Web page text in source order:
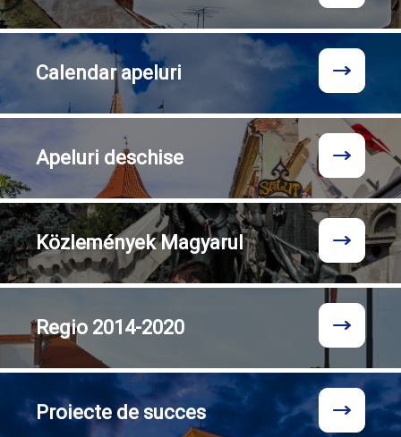
Calendarapeluri
Apeluri deschise
KözleményekMagyarul
Regio 2014-2020
Proiecte de succes